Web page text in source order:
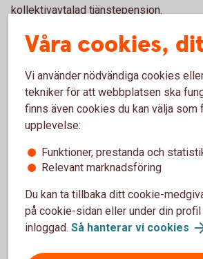
kollektivavtalad tjänstepension.
Vad händer efter
tjänstepensionen till
färdig lösning med fonder.
för att passa dig som inte vill vara
pensionssparande och anpassar
ålder – både inför och under
pensionen du kommer, desto
sparande.
Våra cookies,
Vi använder nödvändiga cookies
tekniker för att webbplatsen ska
finns även cookies du kan välja som
upplevelse:
Funktioner, prestanda och
Relevant marknadsföring
Du kan ta tillbaka ditt cookie-
på cookie-sidan eller under din profil
inloggad. Så hanterar vi cookies